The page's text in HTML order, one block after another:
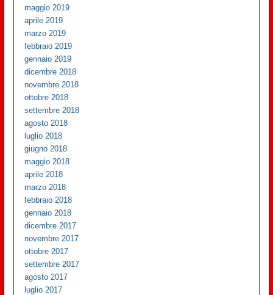
maggio 2019
aprile 2019
marzo 2019
febbraio 2019
gennaio 2019
dicembre 2018
novembre 2018
ottobre 2018
settembre 2018
agosto 2018
luglio 2018
giugno 2018
maggio 2018
aprile 2018
marzo 2018
febbraio 2018
gennaio 2018
dicembre 2017
novembre 2017
ottobre 2017
settembre 2017
agosto 2017
luglio 2017